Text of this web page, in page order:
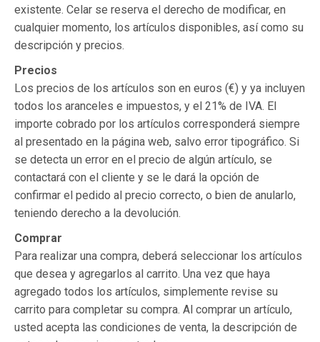
existente. Celar se reserva el derecho de modificar, en
cualquier momento, los artículos disponibles, así como su
descripción y precios.
Precios
Los precios de los artículos son en euros (€) y ya incluyen
todos los aranceles e impuestos, y el 21% de IVA. El
importe cobrado por los artículos corresponderá siempre
al presentado en la página web, salvo error tipográfico. Si
se detecta un error en el precio de algún artículo, se
contactará con el cliente y se le dará la opción de
confirmar el pedido al precio correcto, o bien de anularlo,
teniendo derecho a la devolución.
Comprar
Para realizar una compra, deberá seleccionar los artículos
que desea y agregarlos al carrito. Una vez que haya
agregado todos los artículos, simplemente revise su
carrito para completar su compra. Al comprar un artículo,
usted acepta las condiciones de venta, la descripción de